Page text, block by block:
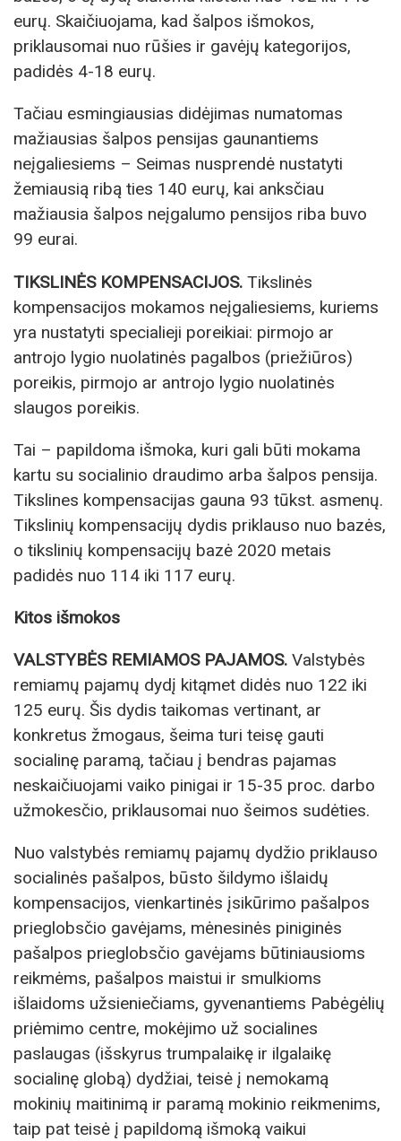
eurų. Skaičiuojama, kad šalpos išmokos,
priklausomai nuo rūšies ir gavėjų kategorijos,
padidės 4-18 eurų.
Tačiau esmingiausias didėjimas numatomas
mažiausias šalpos pensijas gaunantiems
neįgaliesiems – Seimas nusprendė nustatyti
žemiausią ribą ties 140 eurų, kai anksčiau
mažiausia šalpos neįgalumo pensijos riba buvo
99 eurai.
TIKSLINĖS KOMPENSACIJOS. Tikslinės
kompensacijos mokamos neįgaliesiems, kuriems
yra nustatyti specialieji poreikiai: pirmojo ar
antrojo lygio nuolatinės pagalbos (priežiūros)
poreikis, pirmojo ar antrojo lygio nuolatinės
slaugos poreikis.
Tai – papildoma išmoka, kuri gali būti mokama
kartu su socialinio draudimo arba šalpos pensija.
Tikslines kompensacijas gauna 93 tūkst. asmenų.
Tikslinių kompensacijų dydis priklauso nuo bazės,
o tikslinių kompensacijų bazė 2020 metais
padidės nuo 114 iki 117 eurų.
Kitos išmokos
VALSTYBĖS REMIAMOS PAJAMOS. Valstybės
remiamų pajamų dydį kitąmet didės nuo 122 iki
125 eurų. Šis dydis taikomas vertinant, ar
konkretus žmogaus, šeima turi teisę gauti
socialinę paramą, tačiau į bendras pajamas
neskaičiuojami vaiko pinigai ir 15-35 proc. darbo
užmokesčio, priklausomai nuo šeimos sudėties.
Nuo valstybės remiamų pajamų dydžio priklauso
socialinės pašalpos, būsto šildymo išlaidų
kompensacijos, vienkartinės įsikūrimo pašalpos
prieglobsčio gavėjams, mėnesinės piniginės
pašalpos prieglobsčio gavėjams būtiniausioms
reikmėms, pašalpos maistui ir smulkioms
išlaidoms užsieniečiams, gyvenantiems Pabėgėlių
priėmimo centre, mokėjimo už socialines
paslaugas (išskyrus trumpalaikę ir ilgalaikę
socialinę globą) dydžiai, teisė į nemokamą
mokinių maitinimą ir paramą mokinio reikmenims,
taip pat teisė į papildomą išmoką vaikui